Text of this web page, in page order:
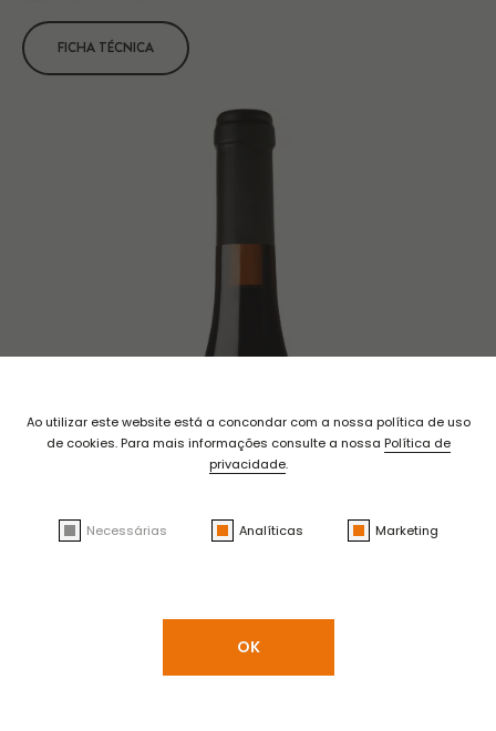
Ao utilizar este website está a concondar com a nossa política de uso
de cookies. Para mais informações consulte a nossa Política de
privacidade.
Necessárias Analíticas Marketing
OK
FICHA TÉCNICA